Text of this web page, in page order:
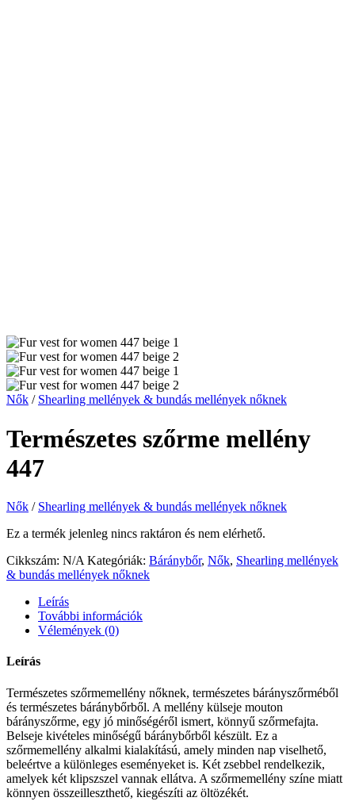
Nők / Shearling mellények & bundás mellények nőknek
Természetes szőrme mellény
447
Nők / Shearling mellények & bundás mellények nőknek
Ez a termék jelenleg nincs raktáron és nem elérhető.
Cikkszám: N/A Kategóriák: Báránybőr, Nők, Shearling mellények
& bundás mellények nőknek
Leírás
További információk
Vélemények (0)
Leírás
Természetes szőrmemellény nőknek, természetes bárányszőrméből
és természetes báránybőrből. A mellény külseje mouton
bárányszőrme, egy jó minőségéről ismert, könnyű szőrmefajta.
Belseje kivételes minőségű báránybőrből készült. Ez a
szőrmemellény alkalmi kialakítású, amely minden nap viselhető,
beleértve a különleges eseményeket is. Két zsebbel rendelkezik,
amelyek két klipszszel vannak ellátva. A szőrmemellény színe miatt
könnyen összeilleszthető, kiegészíti az öltözékét.